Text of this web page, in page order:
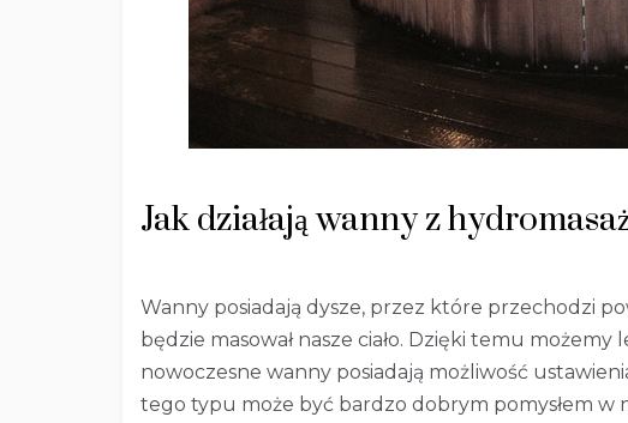
Jak działają wanny z
Wanny posiadają dysze, przez które przechodzi
będzie masował nasze ciało. Dzięki temu możemy
nowoczesne wanny posiadają możliwość
tego typu może być bardzo dobrym pomysłem w